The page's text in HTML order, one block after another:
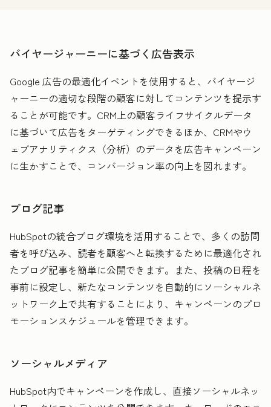
バイヤージャーニーに基づく広告表示
Google 広告の最適化イベントを使用すると、バイヤージ
ャーニーの適切な段階の顧客に対してコンテンツを提示す
ることが可能です。CRM上の顧客ライフサイクルデータ
に基づいて広告をターゲティングできるほか、CRMやウ
ェブアナリティクス（分析）のデータを広告キャンペーン
に生かすことで、コンバージョン率の向上を図れます。
ブログ記事
HubSpotの統合ブログ環境を活用することで、多くの訪問
者を呼び込み、読者を顧客へと転換するために最適化され
たブログ記事を簡単に公開できます。また、投稿の日程を
事前に設定し、新たなコンテンツを自動的にソーシャルネ
ットワーク上で共有することにより、キャンペーンのプロ
モーションスケジュールを管理できます。
ソーシャルメディア
HubSpot内でキャンペーンを作成し、直接ソーシャルネッ